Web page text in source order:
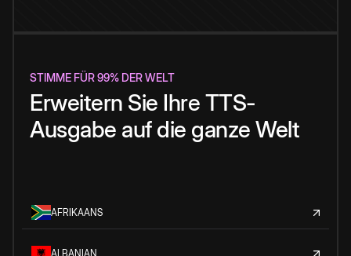
STIMME FÜR 99% DER WELT
Erweitern Sie Ihre TTS-
Ausgabe auf die ganze Welt
AFRIKAANS
ALBANIAN